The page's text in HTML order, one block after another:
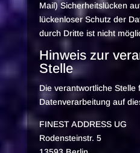
Mail) Sicherheitslücken
lückenloser Schutz der
durch Dritte ist nicht
Hinweis zur
Stelle
Die verantwortliche Stelle
Datenverarbeitung auf
FINEST ADDRESS UG
Rodensteinstr. 5